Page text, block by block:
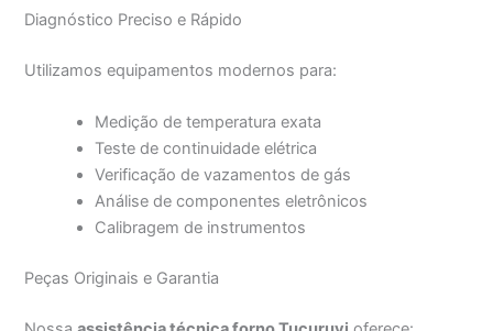
Diagnóstico Preciso e Rápido
Utilizamos equipamentos modernos para:
Medição de temperatura exata
Teste de continuidade elétrica
Verificação de vazamentos de gás
Análise de componentes eletrônicos
Calibragem de instrumentos
Peças Originais e Garantia